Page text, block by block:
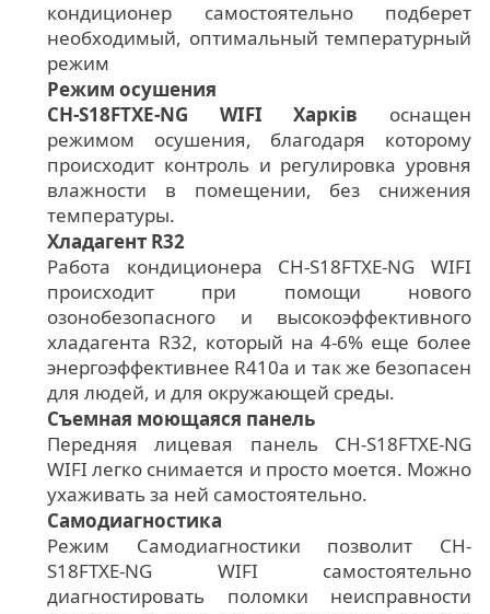
кондиционер самостоятельно подберет
необходимый, оптимальный температурный
режим
Режим осушения
CH-S18FTXE-NG WIFI Харків оснащен
режимом осушения, благодаря которому
происходит контроль и регулировка уровня
влажности в помещении, без снижения
температуры.
Хладагент R32
Работа кондиционера CH-S18FTXE-NG WIFI
происходит при помощи нового
озонобезопасного и высокоэффективного
хладагента R32, который на 4-6% еще более
энергоэффективнее R410a и так же безопасен
для людей, и для окружающей среды.
Съемная моющаяся панель
Передняя лицевая панель CH-S18FTXE-NG
WIFI легко снимается и просто моется. Можно
ухаживать за ней самостоятельно.
Самодиагностика
Режим Самодиагностики позволит CH-
S18FTXE-NG WIFI самостоятельно
диагностировать поломки неисправности